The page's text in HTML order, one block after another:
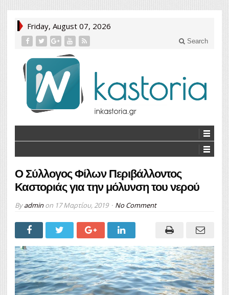
Friday, August 07, 2026
Search
Ο Σύλλογος Φίλων Περιβάλλοντος
Καστοριάς για την μόλυνση του νερού
Byadminon 17 Μαρτίου, 2019 No Comment